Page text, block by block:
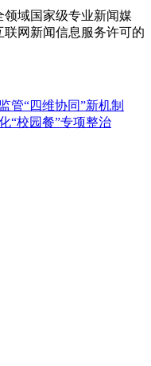
域国家级专业新闻媒
网新闻信息服务许可的
管“四维协同”新机制
“校园餐”专项整治